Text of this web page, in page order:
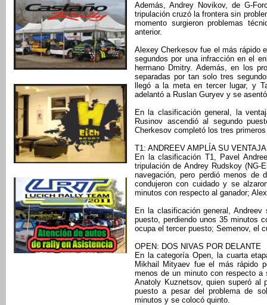
Además, Andrey Novikov, de G-
tripulación cruzó la frontera sin
momento surgieron problemas
anterior.
Alexey Cherkesov fue el más rápido
segundos por una infracción en el
hermano Dmitry. Además, en los
separadas por tan solo tres
llegó a la meta en tercer lugar, y
adelantó a Ruslan Guryev y se
En la clasificación general, la
Rusinov ascendió al segundo
Cherkesov completó los tres
T1: ANDREEV AMPLÍA SU VENTAJA
En la clasificación T1, Pavel
tripulación de Andrey Rudskoy (NG-
navegación, pero perdió menos
condujeron con cuidado y se
minutos con respecto al ganador;
En la clasificación general,
puesto, perdiendo unos 35 minutos
ocupa el tercer puesto; Semenov, el
OPEN: DOS NIVAS POR DELANTE
En la categoría Open, la cuarta
Mikhail Mityaev fue el más rápido
menos de un minuto con respecto
Anatoly Kuznetsov, quien superó al
puesto a pesar del problema de
minutos y se colocó quinto.